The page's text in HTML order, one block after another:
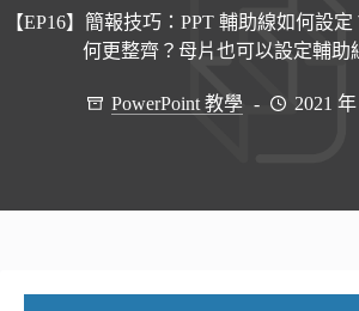
【EP16】簡報技巧：PPT 輔助線如何設
何更整齊？母片也可以設定輔助
PowerPoint 教學 2021